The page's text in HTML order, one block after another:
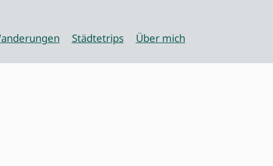
Städtetrips Über mich